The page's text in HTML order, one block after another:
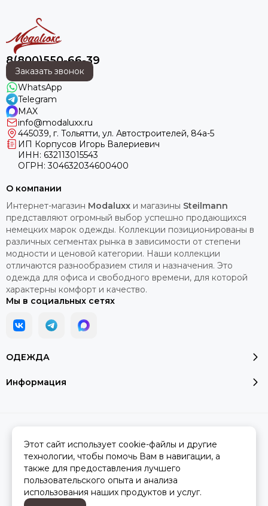
8(800)550-66-39
Заказать звонок
WhatsApp
Telegram
MAX
info@modaluxx.ru
445039, г. Тольятти, ул. Автостроителей, 84а-5
ИП Корпусов Игорь Валериевич
ИНН: 632113015543
ОГРН: 304632034600400
ОДЕЖДА
Информация
О компании
Интернет-магазин Modaluxx и магазины Steilmann
представляют огромный выбор успешно продающихся
немецких марок одежды. Коллекции позиционированы в
различных сегментах рынка в зависимости от степени
модности и ценовой категории. Наши коллекции
отличаются разнообразием стиля и назначения. Это
одежда для офиса и свободного времени, для которой
характерны комфорт и качество.
Мы в социальных сетях
Сделано вMOSK.STUDIOдля платформы InSales
характеристик, стоимости товаров и услуг, носит
Этот сайт использует cookie-файлы и другие
технологии, чтобы помочь Вам в навигации, а
также для предоставления лучшего
пользовательского опыта и анализа
использования наших продуктов и услуг.